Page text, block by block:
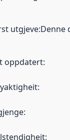
utgjeve:Denne
oppdatert:
:
:
: